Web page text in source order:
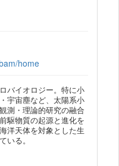
home
バイオロジー。特に小
宇宙塵など、太陽系小
測・理論的研究の融合
駆物質の起源と進化を
洋天体を対象とした生
いる。